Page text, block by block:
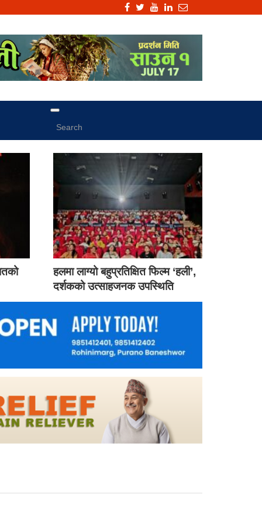
हलमा लाग्यो बहुप्रतिक्षित फिल्म ‘हली’,
दर्शकको उत्साहजनक उपस्थिति